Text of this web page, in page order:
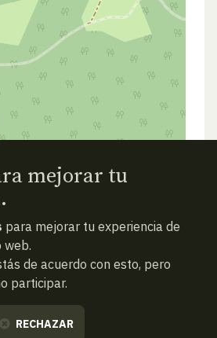
mejorar tu
para mejorar tu experiencia de
web.
de acuerdo con esto, pero
participar.
RECHAZAR